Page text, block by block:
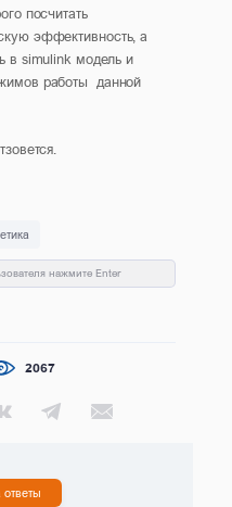
посчитать
эффективность, а
в simulink модель и
работы данной
нажмите Enter
2067